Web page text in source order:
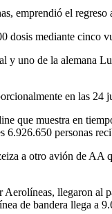
emprendió el
dosis mediante cinco
y uno de la alemana
en las
que muestra en
6.926.650 personas
a otro avión de AA
Aerolíneas, llegaron
de bandera llega a